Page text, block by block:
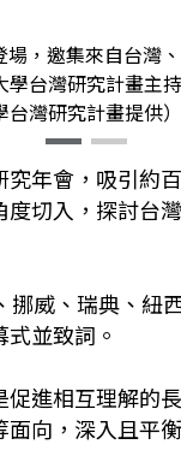
，邀集來自台灣
台灣研究計畫主
台灣研究計畫提供）
年會，吸引約
切入，探討台
威、瑞典、紐
並致詞。
進相互理解的
向，深入且平